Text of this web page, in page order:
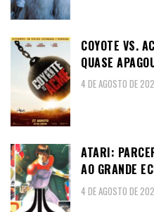
COYOTE VS.
QUASE
4 DE AGOSTO DE
ATARI:
AO GRANDE
4 DE AGOSTO DE